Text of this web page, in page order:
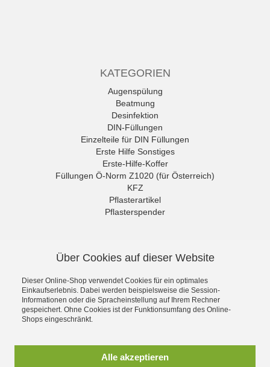
KATEGORIEN
Augenspülung
Beatmung
Desinfektion
DIN-Füllungen
Einzelteile für DIN Füllungen
Erste Hilfe Sonstiges
Erste-Hilfe-Koffer
Füllungen Ö-Norm Z1020 (für Österreich)
KFZ
Pflasterartikel
Pflasterspender
Untersuchungshandschuhe
Verbandschränke
Wundreinigung
Ihr nichts mehr verpasst.
Newsletter
Über Cookies auf dieser Website
Dieser Online-Shop verwendet Cookies für ein optimales
Einkaufserlebnis. Dabei werden beispielsweise die Session-
Informationen oder die Spracheinstellung auf Ihrem Rechner
gespeichert. Ohne Cookies ist der Funktionsumfang des Online-
Shops eingeschränkt.
Alle akzeptieren